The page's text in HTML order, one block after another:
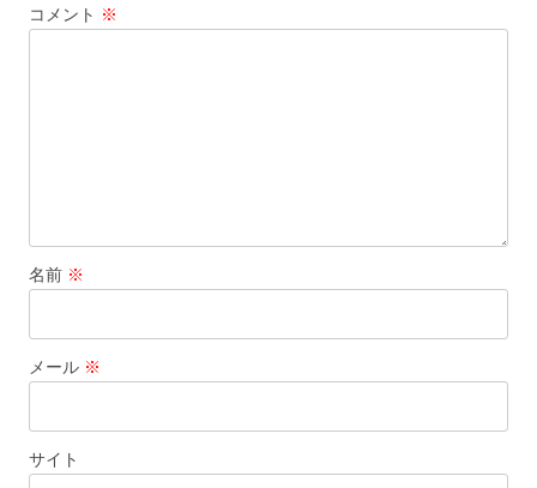
ン
コメント ※
名前 ※
メール ※
サイト